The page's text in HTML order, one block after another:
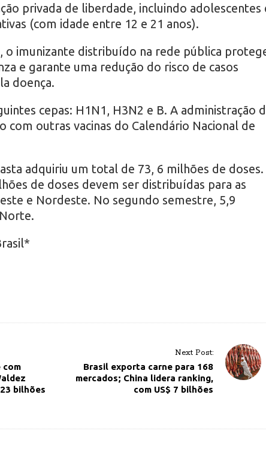
privada de liberdade, incluindo adolescentes
(com idade entre 12 e 21 anos).
o imunizante distribuído na rede pública
e garante uma redução do risco de casos
doença.
cepas: H1N1, H3N2 e B. A administração
outras vacinas do Calendário Nacional de
adquiriu um total de 73, 6 milhões de doses.
de doses devem ser distribuídas para as
e Nordeste. No segundo semestre, 5,9
com
bilhões
Next Post:
Brasil exporta carne para 168
mercados; China lidera ranking,
com US$ 7 bilhões